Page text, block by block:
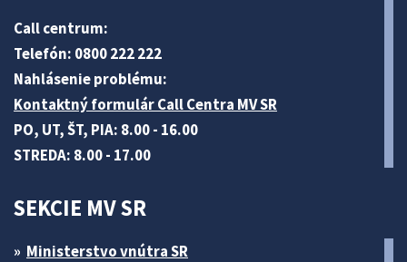
Call centrum:
Telefón: 0800 222 222
Nahlásenie problému:
Kontaktný formulár Call Centra MV SR
PO, UT, ŠT, PIA: 8.00 - 16.00
STREDA: 8.00 - 17.00
SEKCIE MV SR
Ministerstvo vnútra SR